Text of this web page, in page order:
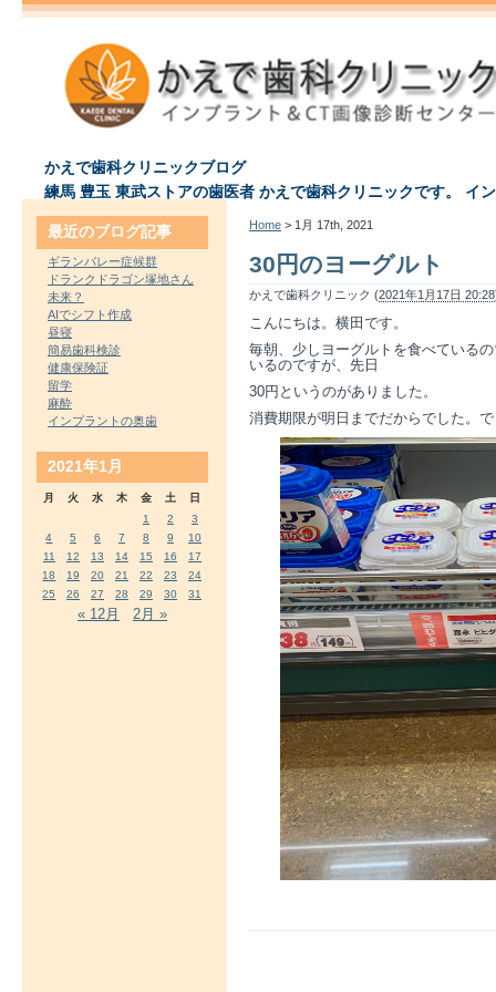
かえで歯科クリニックブログ
練馬 豊玉 東武ストアの歯医者 かえで歯科クリニックです。 イ
Home > 1月 17th, 2021
30円のヨーグルト
かえで歯科クリニック (2021年1月17日 20:28
こんにちは。横田です。
毎朝、少しヨーグルトを食べている
いるのですが、先日
30円というのがありました。
消費期限が明日までだからでした。
最近のブログ記事
ギランバレー症候群
ドランクドラゴン塚地さん
未来？
AIでシフト作成
昼寝
簡易歯科検診
健康保険証
留学
麻酔
インプラントの奥歯
2021年1月
月 火 水 木 金 土
日
1
2
3
4
5 6 7 8 9
10
11
12 13 14 15 16
17
18
19 20 21 22 23
24
25
26 27 28 29 30 31
« 12月 2月 »